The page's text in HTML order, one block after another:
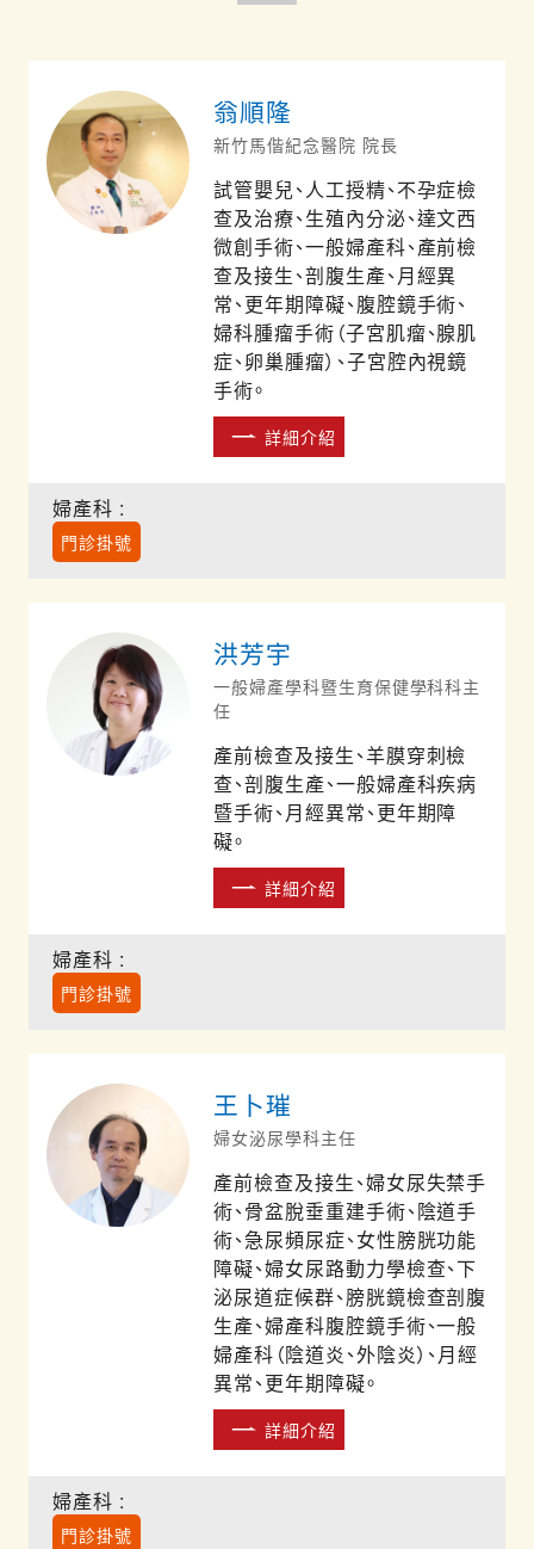
翁順隆
新竹馬偕紀念醫院 院長
試管嬰兒、人工授精、不孕症檢
查及治療、生殖內分泌、達文西
微創手術、一般婦產科、產前檢
查及接生、剖腹生產、月經異
常、更年期障礙、腹腔鏡手術、
婦科腫瘤手術（子宮肌瘤、腺肌
症、卵巢腫瘤）、子宮腔內視鏡
手術。
詳細介紹
婦產科 :
門診掛號
洪芳宇
一般婦產學科暨生育保健學科科主
任
產前檢查及接生、羊膜穿刺檢
查、剖腹生產、一般婦產科疾病
暨手術、月經異常、更年期障
礙。
詳細介紹
婦產科 :
門診掛號
王卜璀
婦女泌尿學科主任
產前檢查及接生、婦女尿失禁手
術、骨盆脫垂重建手術、陰道手
術、急尿頻尿症、女性膀胱功能
障礙、婦女尿路動力學檢查、下
泌尿道症候群、膀胱鏡檢查剖腹
生產、婦產科腹腔鏡手術、一般
婦產科（陰道炎、外陰炎）、月經
異常、更年期障礙。
詳細介紹
婦產科 :
門診掛號